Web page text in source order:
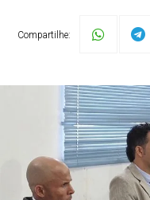
Compartilhe: